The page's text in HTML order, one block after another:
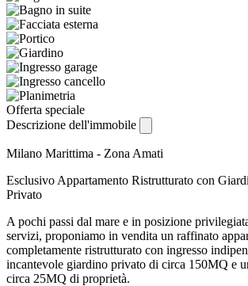
Offerta speciale
Descrizione dell'immobile
Milano Marittima - Zona Amati
Esclusivo Appartamento Ristrutturato con
Privato
A pochi passi dal mare e in posizione
servizi, proponiamo in vendita un raffinato
completamente ristrutturato con ingresso
incantevole giardino privato di circa 150MQ e
circa 25MQ di proprietà.